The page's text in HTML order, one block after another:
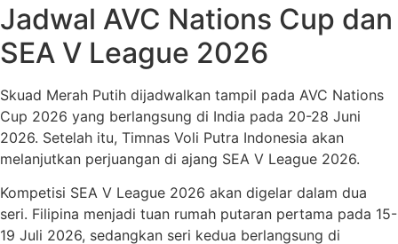
Jadwal AVC Nations Cup dan
SEA V League 2026
Skuad Merah Putih dijadwalkan tampil pada AVC Nations
Cup 2026 yang berlangsung di India pada 20-28 Juni
2026. Setelah itu, Timnas Voli Putra Indonesia akan
melanjutkan perjuangan di ajang SEA V League 2026.
Kompetisi SEA V League 2026 akan digelar dalam dua
seri. Filipina menjadi tuan rumah putaran pertama pada 15-
19 Juli 2026, sedangkan seri kedua berlangsung di